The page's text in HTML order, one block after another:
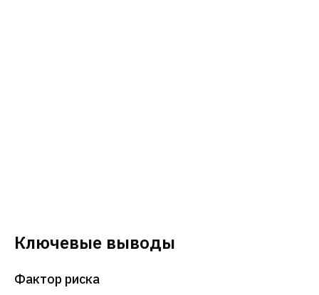
Ключевые выводы
Фактор риска